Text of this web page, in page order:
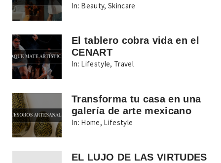
In: Beauty,Skincare
El tablero cobra vida en el
CENART
In: Lifestyle, Travel
Transforma tu casa en una
galería de arte mexicano
In: Home, Lifestyle
EL LUJO DE LAS VIRTUDES